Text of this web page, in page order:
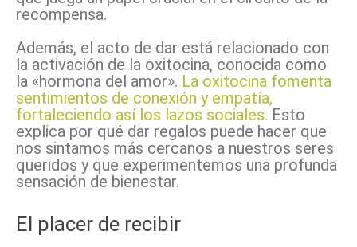
recompensa.
Además, el acto de dar está relacionado con
la activación de la oxitocina, conocida como
la «hormona del amor». La oxitocina fomenta
sentimientos de conexión y empatía,
fortaleciendo así los lazos sociales. Esto
explica por qué dar regalos puede hacer que
nos sintamos más cercanos a nuestros seres
queridos y que experimentemos una profunda
sensación de bienestar.
El placer de recibir